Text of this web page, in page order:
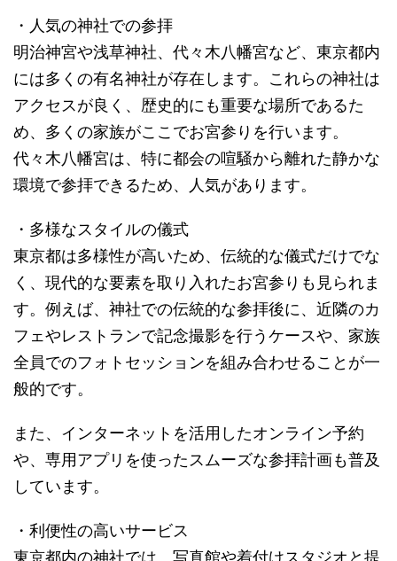
・人気の神社での参拝
明治神宮や浅草神社、代々木八幡宮など、東京都内
には多くの有名神社が存在します。これらの神社は
アクセスが良く、歴史的にも重要な場所であるた
め、多くの家族がここでお宮参りを行います。
代々木八幡宮は、特に都会の喧騒から離れた静かな
環境で参拝できるため、人気があります。
・多様なスタイルの儀式
東京都は多様性が高いため、伝統的な儀式だけでな
く、現代的な要素を取り入れたお宮参りも見られま
す。例えば、神社での伝統的な参拝後に、近隣のカ
フェやレストランで記念撮影を行うケースや、家族
全員でのフォトセッションを組み合わせることが一
般的です。
また、インターネットを活用したオンライン予約
や、専用アプリを使ったスムーズな参拝計画も普及
しています。
・利便性の高いサービス
東京都内の神社では、写真館や着付けスタジオと提